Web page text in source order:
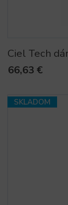
Ciel Tech
66,63 €
SKLADOM